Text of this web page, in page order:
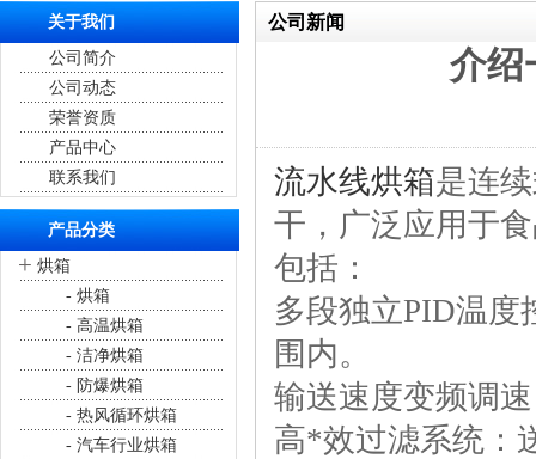
关于我们
公司简介
公司动态
荣誉资质
产品中心
联系我们
产品分类
+ 烘箱
- 烘箱
- 高温烘箱
- 洁净烘箱
- 防爆烘箱
- 热风循环烘箱
- 汽车行业烘箱
公司新闻
>公司新闻
介绍
流水线烘箱是连
干，广泛应用于
包括：
多段独立PID温度
围内。
输送速度变频调
高*效过滤系统：